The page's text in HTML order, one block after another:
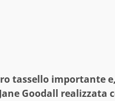
tassello importante
Goodall